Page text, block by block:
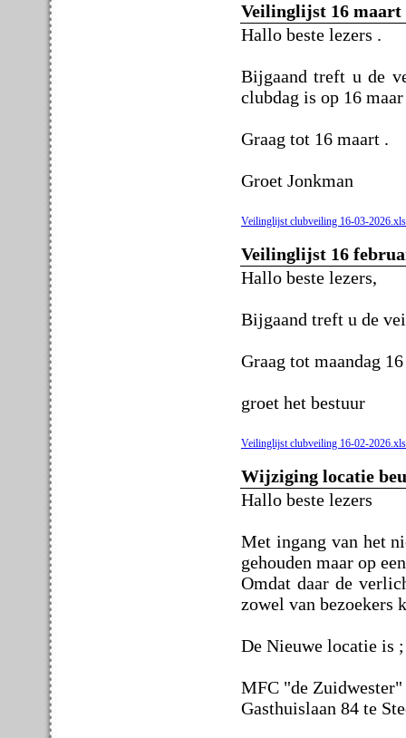
Veilinglijst 16 maart
Hallo beste lezers .
Bijgaand treft u de
clubdag is op 16 maar
Graag tot 16 maart .
Groet Jonkman
Veilinglijst clubveiling 16-03-
Veilinglijst 16
Hallo beste lezers,
Bijgaand treft u de
Graag tot maandag
groet het bestuur
Veilinglijst clubveiling 16-02-
Wijziging locatie
Hallo beste lezers
Met ingang van het
gehouden maar op
Omdat daar de
zowel van bezoekers
De Nieuwe locatie is ;
MFC "de Zuidwester"
Gasthuislaan 84 te